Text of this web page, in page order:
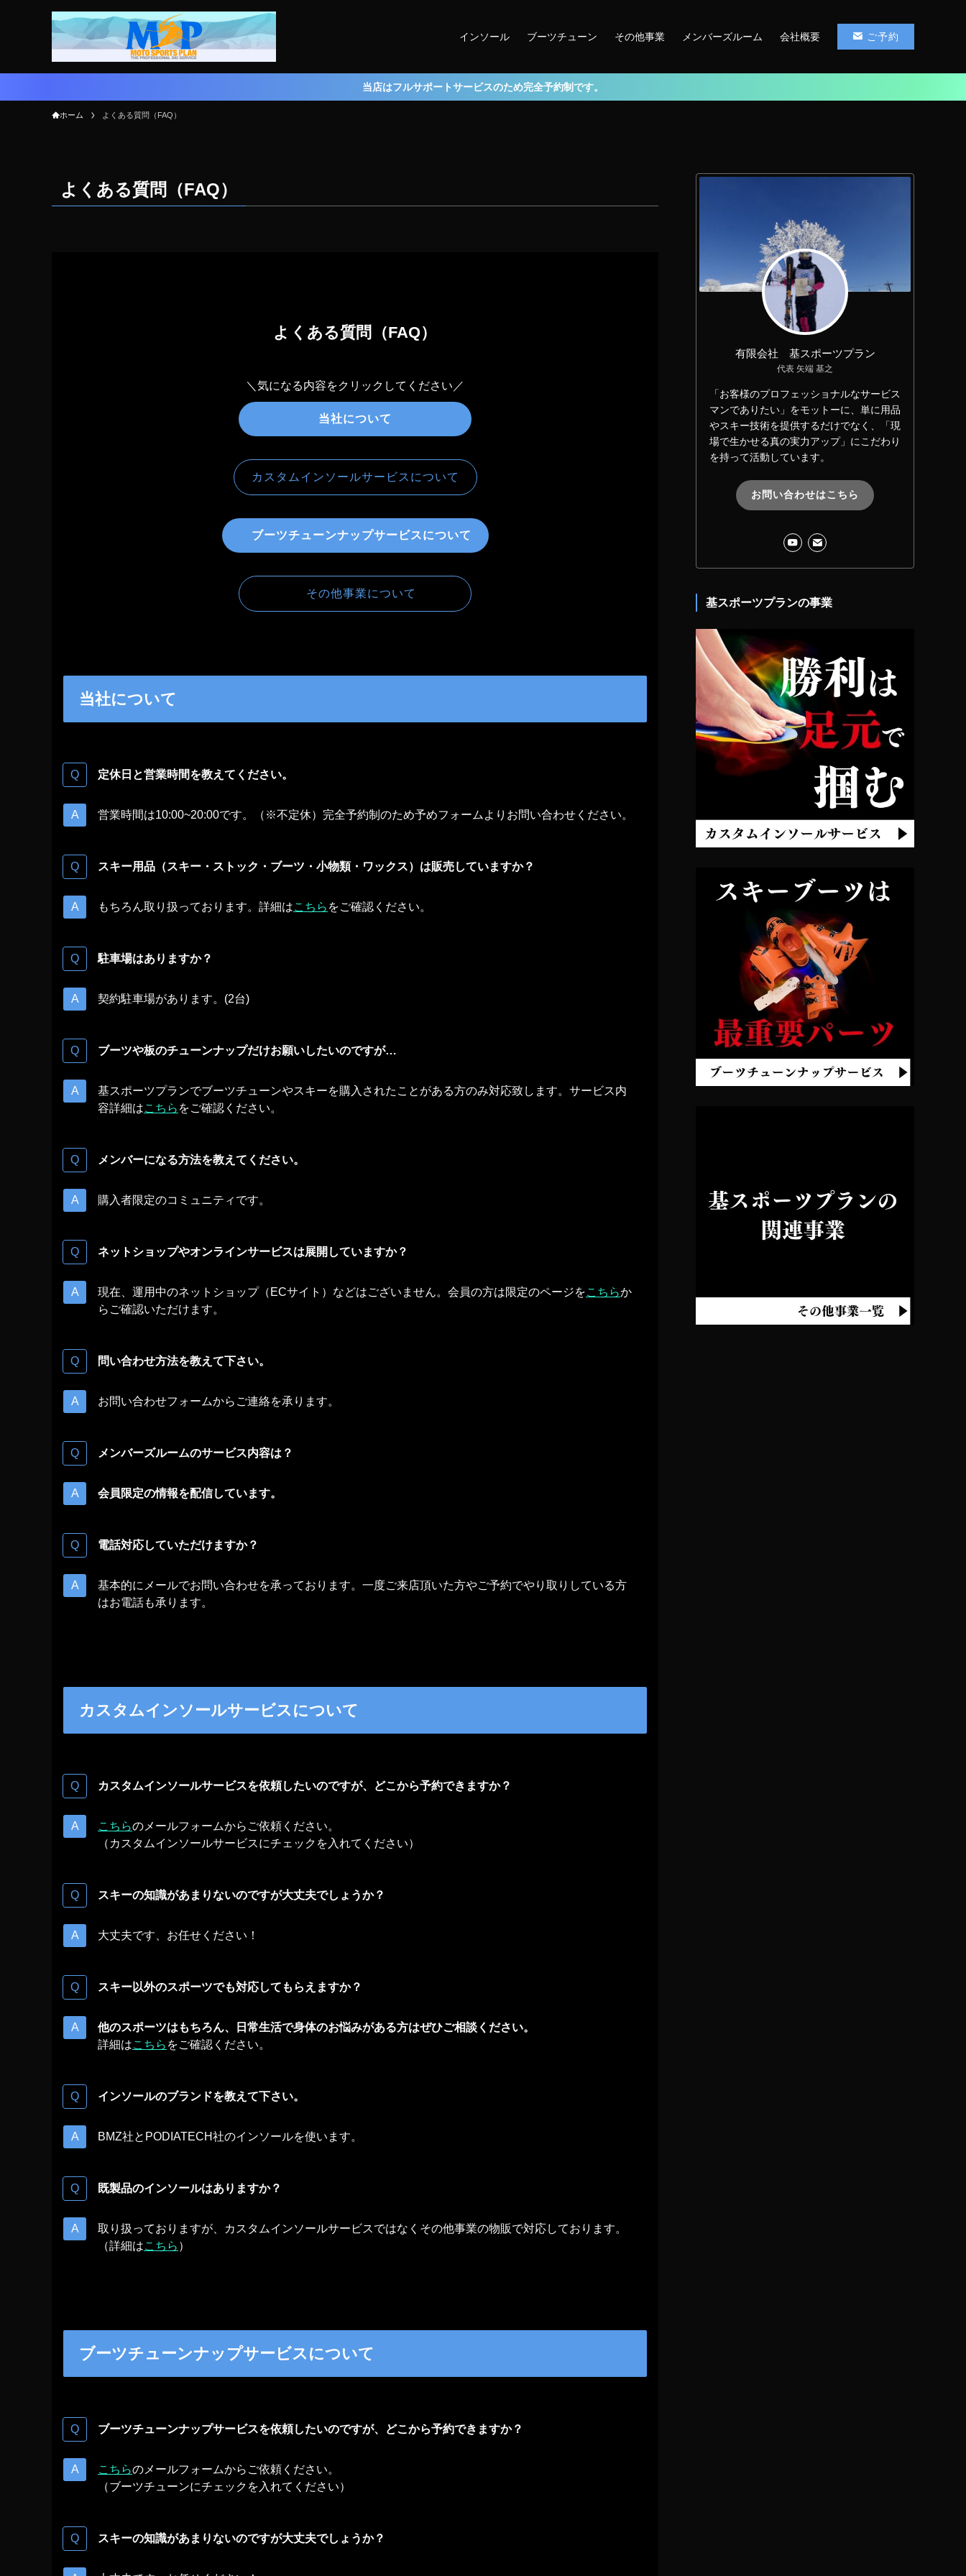
インソール ブーツチューン その他事業 メンバーズルーム 会社概要 ご予約
当店はフルサポートサービスのため完全予約制です。
ホーム よくある質問（FAQ）
よくある質問（FAQ）
よくある質問（FAQ）
＼気になる内容をクリックしてください／
当社について
カスタムインソールサービスについて
ブーツチューンナップサービスについて
その他事業について
当社について
定休日と営業時間を教えてください。
営業時間は10:00~20:00です。（※不定休）完全予約制のため予めフォームよりお問い合わせください。
スキー用品（スキー・ストック・ブーツ・小物類・ワックス）は販売していますか？
もちろん取り扱っております。詳細はこちら をご確認ください。
駐車場はありますか？
契約駐車場があります。(2台)
ブーツや板のチューンナップだけお願いしたいのですが…
基スポーツプランでブーツチューンやスキーを購入されたことがある方のみ対応致します。サービス内
容詳細はこちら をご確認ください。
メンバーになる方法を教えてください。
購入者限定のコミュニティです。
ネットショップやオンラインサービスは展開していますか？
現在、運用中のネットショップ（ECサイト）などはございません。会員の方は限定のページをこちらか
らご確認いただけます。
問い合わせ方法を教えて下さい。
お問い合わせフォームからご連絡を承ります。
メンバーズルームのサービス内容は？
会員限定の情報を配信しています。
電話対応していただけますか？
基本的にメールでお問い合わせを承っております。一度ご来店頂いた方やご予約でやり取りしている方
はお電話も承ります。
カスタムインソールサービスについて
カスタムインソールサービスを依頼したいのですが、どこから予約できますか？
こちらのメールフォームからご依頼ください。
（カスタムインソールサービスにチェックを入れてください）
スキーの知識があまりないのですが大丈夫でしょうか？
大丈夫です、お任せください！
スキー以外のスポーツでも対応してもらえますか？
他のスポーツはもちろん、日常生活で身体のお悩みがある方はぜひご相談ください。
詳細はこちら をご確認ください。
インソールのブランドを教えて下さい。
BMZ社とPODIATECH社のインソールを使います。
既製品のインソールはありますか？
取り扱っておりますが、カスタムインソールサービスではなくその他事業の物販で対応しております。
（詳細はこちら ）
ブーツチューンナップサービスについて
ブーツチューンナップサービスを依頼したいのですが、どこから予約できますか？
こちらのメールフォームからご依頼ください。
（ブーツチューンにチェックを入れてください）
スキーの知識があまりないのですが大丈夫でしょうか？
有限会社 基スポーツプラン
代表 矢端 基之
「お客様のプロフェッショナルなサービス
マンでありたい」をモットーに、単に用品
やスキー技術を提供するだけでなく、「現
場で生かせる真の実力アップ」にこだわり
を持って活動しています。
お問い合わせはこちら
基スポーツプランの事業